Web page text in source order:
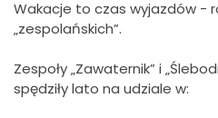
Wakacje to czas wyjazdów -
„zespolańskich”.
Zespoły „Zawaternik” i
spędziły lato na udziale w: